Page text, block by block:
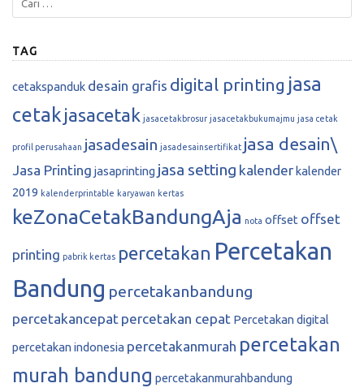
TAG
cetakspanduk desain grafis digital printing jasa
cetak jasacetak jasacetakbrosur jasacetakbukumajmu jasa cetak
profil perusahaan jasadesain jasadesainsertifikat jasa desain\
Jasa Printing jasaprinting jasa setting kalender kalender
2019 kalenderprintable karyawan kertas
keZonaCetakBandungAja nota offset offset
printing pabrik kertas percetakan Percetakan
Bandung percetakanbandung
percetakancepat percetakan cepat Percetakan digital
percetakan indonesia percetakanmurah percetakan
murah bandung percetakanmurahbandung